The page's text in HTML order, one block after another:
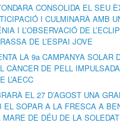
CONSOLIDA EL SEU
I CULMINARÀ AMB
I L’OBSERVACIÓ DE
DE L’ESPAI JOVE
LA 9a CAMPANYA SOLAR
CÀNCER DE PELL
L’AECC
EL 27 D’AGOST UNA
EL SOPAR A LA FRESCA A
DE DÉU DE LA SOLEDAT